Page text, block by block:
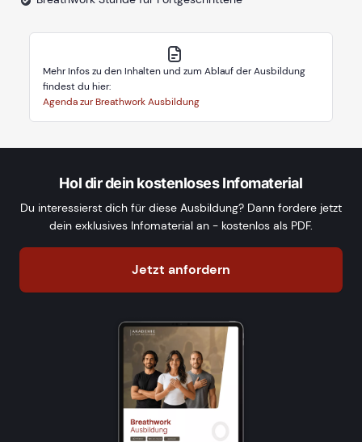
Mehr Infos zu den Inhalten und zum Ablauf der Ausbildung
findest du hier:
Agenda zur Breathwork Ausbildung
Hol dir dein kostenloses Infomaterial
Du interessierst dich für diese Ausbildung? Dann fordere jetzt
dein exklusives Infomaterial an - kostenlos als PDF.
Jetzt anfordern